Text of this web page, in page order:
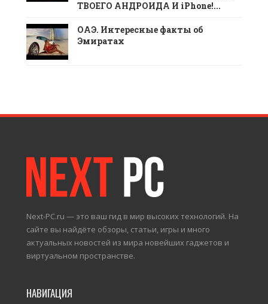
ТВОЕГО АНДРОИДА И iPhone!...
ОАЭ. Интересные факты об
Эмиратах
Next-PC.ru — это ваш гид в мир высоких технологий. На
сайте вы найдёте обзоры, статьи, игры и много
актуальных новостей из мира новейших гаджетов и
виртуальном пространстве.
НАВИГАЦИЯ